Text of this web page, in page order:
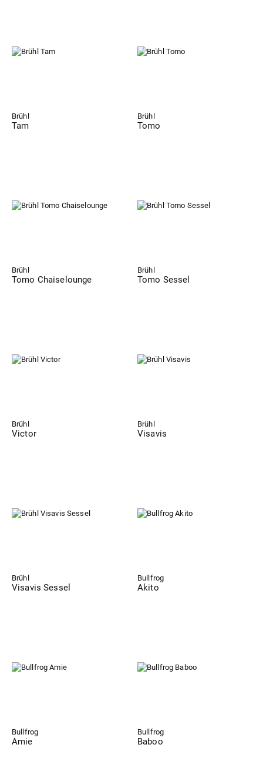
Brühl
Tam
Brühl
Tomo
Brühl
Tomo Chaiselounge
Brühl
Tomo Sessel
Brühl
Victor
Brühl
Visavis
Brühl
Visavis Sessel
Bullfrog
Akito
Bullfrog
Amie
Bullfrog
Baboo